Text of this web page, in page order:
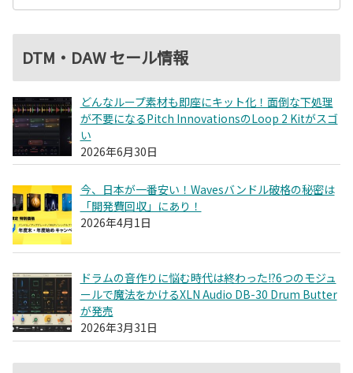
DTM・DAW セール情報
どんなループ素材も即座にキット化！面倒な下処理
が不要になるPitch InnovationsのLoop 2 Kitがスゴ
い
2026年6月30日
今、日本が一番安い！Wavesバンドル破格の秘密は
「開発費回収」にあり！
2026年4月1日
ドラムの音作りに悩む時代は終わった!?6つのモジュ
ールで魔法をかけるXLN Audio DB-30 Drum Butter
が発売
2026年3月31日